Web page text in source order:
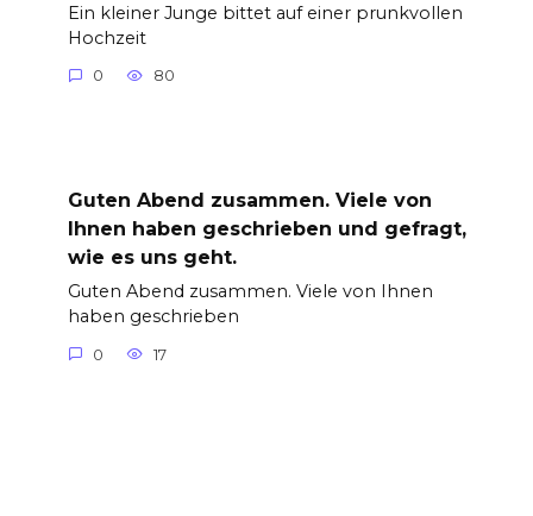
Ein kleiner Junge bittet auf einer prunkvollen
Hochzeit
0 80
Guten Abend zusammen. Viele von
Ihnen haben geschrieben und gefragt,
wie es uns geht.
Guten Abend zusammen. Viele von Ihnen
haben geschrieben
0 17